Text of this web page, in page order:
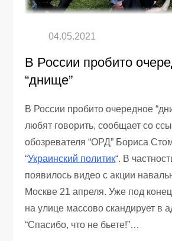
В России пробито
“днище”
В России пробито очередное
любят говорить, сообщает со
обозревателя “ОРД” Бориса
“Украинский политик“. В
появилось видео с акции
Москве 21 апреля. Уже под
на улице массово скандирует в
“Спасибо, что не бьете!”…